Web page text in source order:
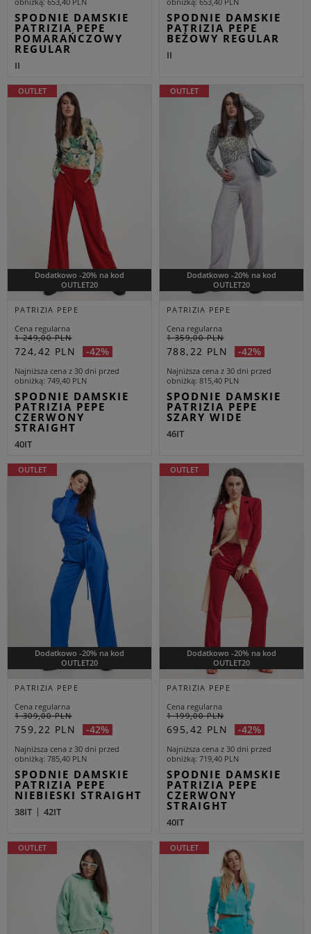
SPODNIE DAMSKIE
PATRIZIA PEPE
POMARAŃCZOWY
REGULAR
II
SPODNIE DAMSKIE
PATRIZIA PEPE
BEŻOWY REGULAR
II
Dodatkowo -20% na kod
OUTLET20
OUTLET
PATRIZIA PEPE
Cena regularna
1 249,00 PLN
724,42 PLN -42%
Najniższa cena z 30 dni przed
obniżką 749,40 PLN
SPODNIE DAMSKIE
PATRIZIA PEPE
CZERWONY
STRAIGHT
40IT
Dodatkowo -20% na kod
OUTLET20
OUTLET
PATRIZIA PEPE
Cena regularna
1 359,00 PLN
788,22 PLN -42%
Najniższa cena z 30 dni przed
obniżką 815,40 PLN
SPODNIE DAMSKIE
PATRIZIA PEPE
SZARY WIDE
46IT
Dodatkowo -20% na kod
OUTLET20
OUTLET
PATRIZIA PEPE
Cena regularna
1 309,00 PLN
759,22 PLN -42%
Najniższa cena z 30 dni przed
obniżką 785,40 PLN
SPODNIE DAMSKIE
PATRIZIA PEPE
NIEBIESKI STRAIGHT
38IT 42IT
Dodatkowo -20% na kod
OUTLET20
OUTLET
PATRIZIA PEPE
Cena regularna
1 199,00 PLN
695,42 PLN -42%
Najniższa cena z 30 dni przed
obniżką 719,40 PLN
SPODNIE DAMSKIE
PATRIZIA PEPE
CZERWONY
STRAIGHT
40IT
OUTLET OUTLET